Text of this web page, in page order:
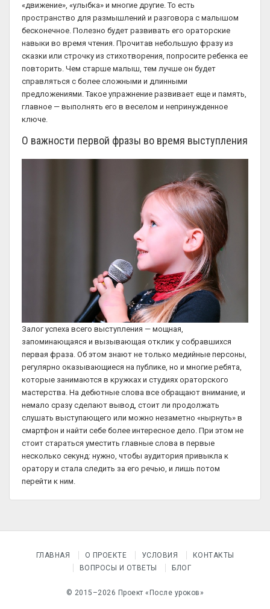
«движение», «улыбка» и многие другие. То есть
пространство для размышлений и разговора с малышом
бесконечное. Полезно будет развивать его ораторские
навыки во время чтения. Прочитав небольшую фразу из
сказки или строчку из стихотворения, попросите ребенка ее
повторить. Чем старше малыш, тем лучше он будет
справляться с более сложными и длинными
предложениями. Такое упражнение развивает еще и память,
главное — выполнять его в веселом и непринужденное
ключе.
О важности первой фразы во время выступления
Залог успеха всего выступления — мощная,
запоминающаяся и вызывающая отклик у собравшихся
первая фраза. Об этом знают не только медийные персоны,
регулярно оказывающиеся на публике, но и многие ребята,
которые занимаются в кружках и студиях ораторского
мастерства. На дебютные слова все обращают внимание, и
немало сразу сделают вывод, стоит ли продолжать
слушать выступающего или можно незаметно «нырнуть» в
смартфон и найти себе более интересное дело. При этом не
стоит стараться уместить главные слова в первые
несколько секунд: нужно, чтобы аудитория привыкла к
оратору и стала следить за его речью, и лишь потом
перейти к ним.
ГЛАВНАЯ О ПРОЕКТЕ УСЛОВИЯ
КОНТАКТЫ
ВОПРОСЫ И ОТВЕТЫ
БЛОГ
© 2015–2026 Проект «После уроков»